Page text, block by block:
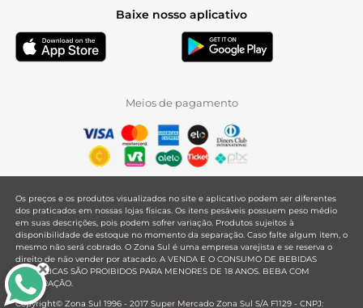
Baixe nosso aplicativo
Meios de pagamento
Os preços e os produtos visualizados no site e aplicativo podem ser diferentes
dos praticados em nossas lojas físicas. Os itens pesáveis possuem peso médio
em suas descrições, pois podem sofrer variação. Produtos sujeitos à
disponibilidade de estoque no momento da separação. Caso falte algum item, o
mesmo não será cobrado. O Zona Sul é uma empresa varejista e se reserva o
direito de não vender por atacado. A VENDA E O CONSUMO DE BEBIDAS
ALCOÓLICAS SÃO PROIBIDOS PARA MENORES DE 18 ANOS. BEBA COM
MODERAÇÃO.
Copyright© Zona Sul 1996 - 2017 Super Mercado Zona Sul S/A F1129 - CNPJ: